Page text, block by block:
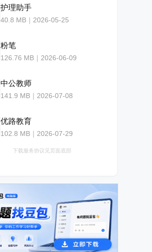
护理助手
40.8 MB｜2026-05-25
粉笔
126.76 MB｜2026-06-09
中公教师
141.9 MB｜2026-07-08
优路教育
102.8 MB｜2026-07-29
下载服务协议见页面底部